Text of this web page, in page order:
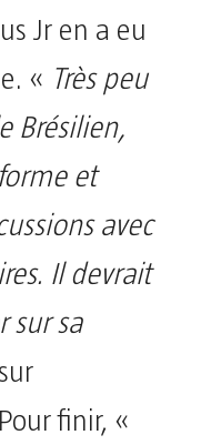
Jr en a eu
« Très peu
Brésilien,
et
avec
Il devrait
sur sa
finir, «